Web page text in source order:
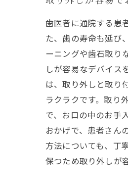
歯医者に通院する患
た、歯の寿命も延び
ーニングや歯石取り
しが容易なデバイス
は、取り外しと取り
ラクラクです。取り
で、お口の中のお手
おかげで、患者さん
方法についても、丁
保つため取り外しが